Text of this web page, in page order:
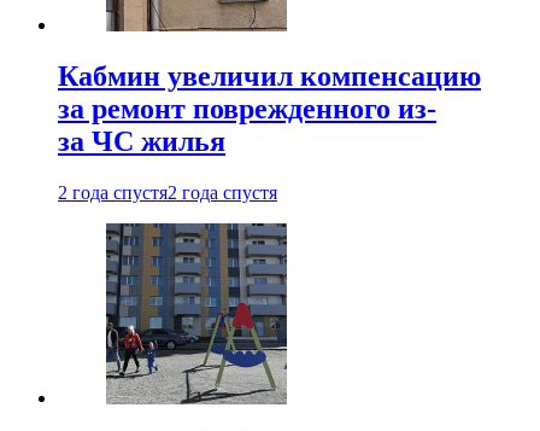
Кабмин увеличил компенсацию
за ремонт поврежденного из-
за ЧС жилья
2 года спустя2 года спустя